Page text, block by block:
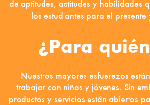
de aptitudes, actitudes y habilidades
los estudiantes para el presente
¿Para
Nuestros mayores esfuerezos
trabajar con niños y jóvenes. Sin
productos y servicios están abiertos